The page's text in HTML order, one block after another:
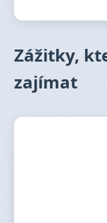
Zážitky,
zajímat